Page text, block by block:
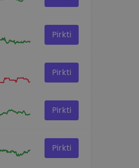
Pirkti
Pirkti
Pirkti
Pirkti